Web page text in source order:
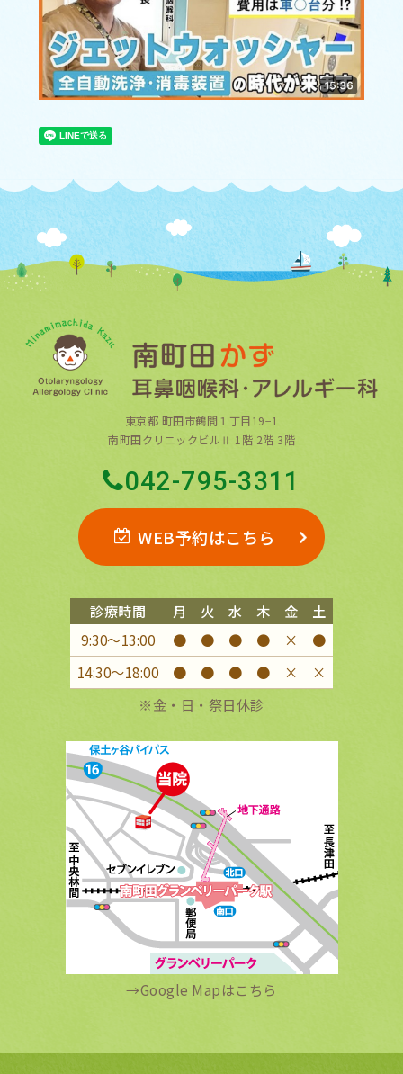
東京都 町田市鶴間１丁目19−1
南町田クリニックビルⅡ 1階 2階 3階
042-795-3311
WEB予約はこちら
診療時間 月 火 水 木 金
土
9:30〜13:00
● ● ● ● ×
●
14:30〜18:00
● ● ● ● ×
×
※金・日・祭日休診
→Google Mapはこちら